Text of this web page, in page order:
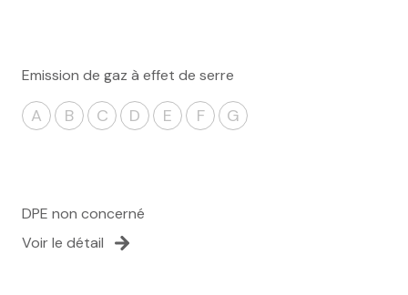
Emission de gaz à effet de serre
A B C D E F G
DPE non concerné
Voir le détail